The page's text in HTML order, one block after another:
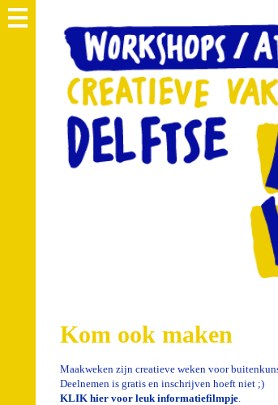
MAAKWEKEN
Kom ook maken
Maakweken zijn creatieve weken voor
Deelnemen is gratis en inschrijven hoeft niet ;)
KLIK hier voor leuk informatiefilmpje